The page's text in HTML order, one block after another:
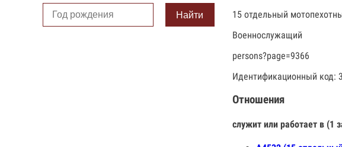
Найти
15 отдельный
Военнослужащий
persons?page=9366
Идентификационный код:
Отношения
служит или работает в (1